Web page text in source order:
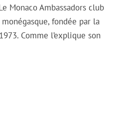
Monaco Ambassadors club
fondée par la
Comme l’explique son